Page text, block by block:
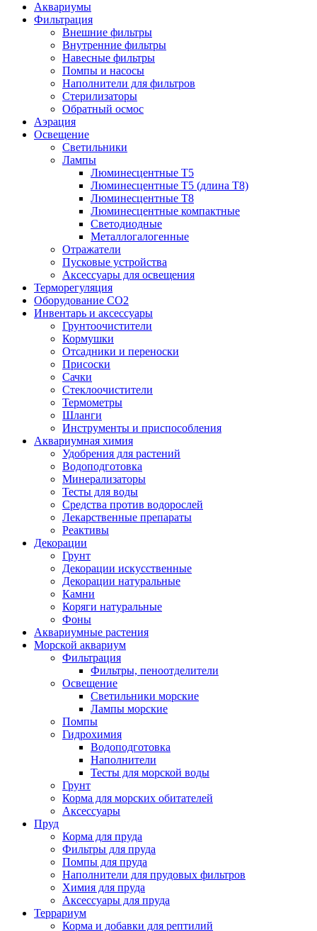
Аквариумы
Фильтрация
Внешние фильтры
Внутренние фильтры
Навесные фильтры
Помпы и насосы
Наполнители для фильтров
Стерилизаторы
Обратный осмос
Аэрация
Освещение
Светильники
Лампы
Люминесцентные T5
Люминесцентные T5 (длина T8)
Люминесцентные T8
Люминесцентные компактные
Светодиодные
Металлогалогенные
Отражатели
Пусковые устройства
Аксессуары для освещения
Терморегуляция
Оборудование CO2
Инвентарь и аксессуары
Грунтоочистители
Кормушки
Отсадники и переноски
Присоски
Сачки
Стеклоочистители
Термометры
Шланги
Инструменты и приспособления
Аквариумная химия
Удобрения для растений
Водоподготовка
Минерализаторы
Тесты для воды
Средства против водорослей
Лекарственные препараты
Реактивы
Декорации
Грунт
Декорации искусственные
Декорации натуральные
Камни
Коряги натуральные
Фоны
Аквариумные растения
Морской аквариум
Фильтрация
Фильтры, пеноотделители
Освещение
Светильники морские
Лампы морские
Помпы
Гидрохимия
Водоподготовка
Наполнители
Тесты для морской воды
Грунт
Корма для морских обитателей
Аксессуары
Пруд
Корма для пруда
Фильтры для пруда
Помпы для пруда
Наполнители для прудовых фильтров
Химия для пруда
Аксессуары для пруда
Террариум
Корма и добавки для рептилий